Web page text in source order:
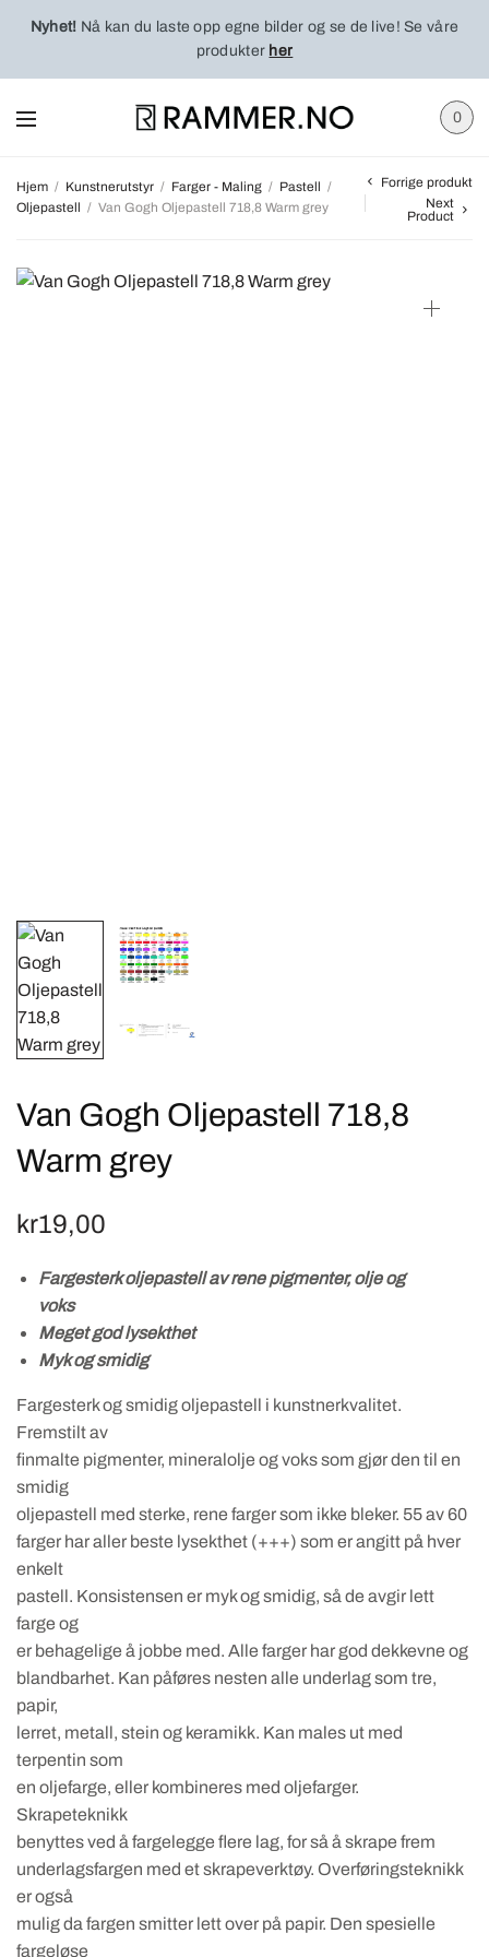
Nyhet! Nå kan du laste opp egne bilder og se de live! Se våre
produkter her
0
Hjem / Kunstnerutstyr / Farger - Maling / Pastell /
Oljepastell / Van Gogh Oljepastell 718,8 Warm grey
Forrige produkt
Next
Product
Van Gogh Oljepastell 718,8
Warm grey
kr19,00
Fargesterk oljepastell av rene pigmenter, olje og
voks
Meget god lysekthet
Myk og smidig
Fargesterk og smidig oljepastell i kunstnerkvalitet.
Fremstilt av
finmalte pigmenter, mineralolje og voks som gjør den til en
smidig
oljepastell med sterke, rene farger som ikke bleker. 55 av 60
farger har aller beste lysekthet (+++) som er angitt på hver
enkelt
pastell. Konsistensen er myk og smidig, så de avgir lett
farge og
er behagelige å jobbe med. Alle farger har god dekkevne og
blandbarhet. Kan påføres nesten alle underlag som tre,
papir,
lerret, metall, stein og keramikk. Kan males ut med
terpentin som
en oljefarge, eller kombineres med oljefarger.
Skrapeteknikk
benyttes ved å fargelegge flere lag, for så å skrape frem
underlagsfargen med et skrapeverktøy. Overføringsteknikk
er også
mulig da fargen smitter lett over på papir. Den spesielle
fargeløse